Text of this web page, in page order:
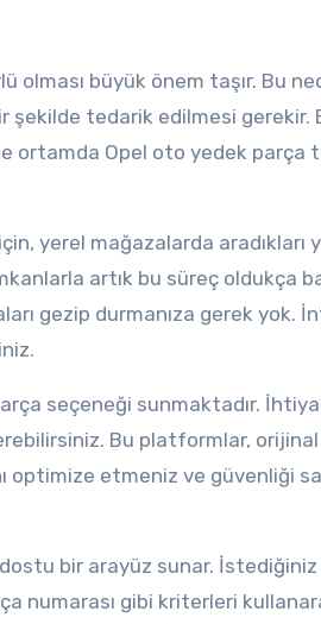
olması büyük önem taşır. Bu
tedarik edilmesi gerekir.
ortamda Opel oto yedek parça
yerel mağazalarda aradıkları
artık bu süreç oldukça
gezip durmanıza gerek yok.
seçeneği sunmaktadır.
Bu platformlar,
optimize etmeniz ve güvenliği
bir arayüz sunar.
numarası gibi kriterleri